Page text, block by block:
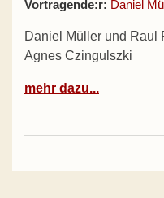
Vortragende:r: Daniel
Daniel Müller und Raul
Agnes Czingulszki
mehr dazu...